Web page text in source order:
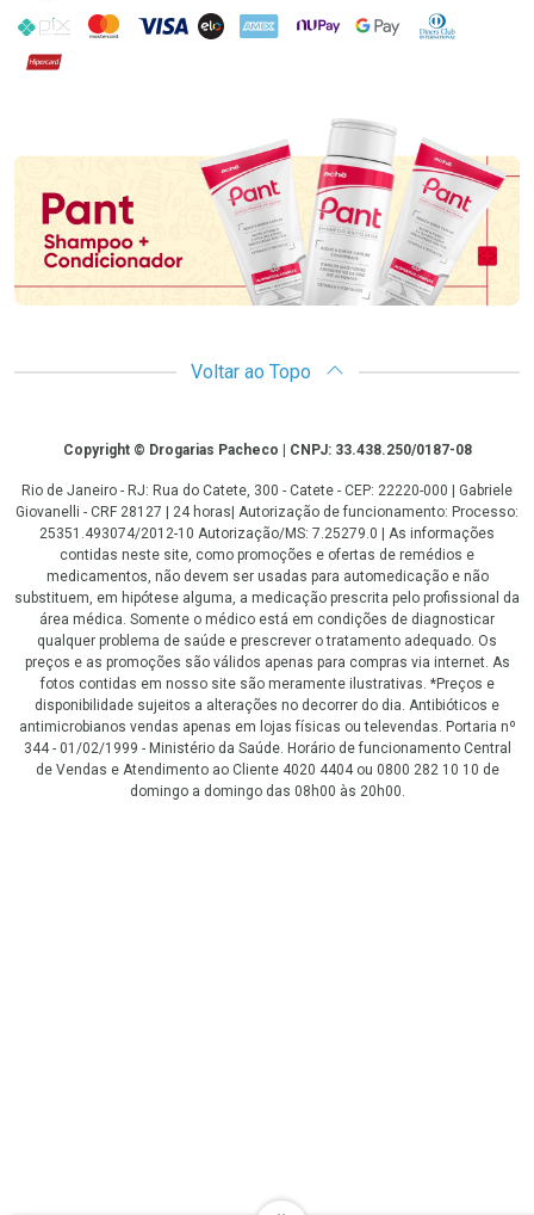
PIX MasterCard
VISA ELO AMEX NuPay Google PayDiners Club
Hipercard
Promoção em Destaque
Voltar ao Topo
CopyrightCopyright © Drogarias Pacheco | CNPJ: 33.438.250/0187-08
Rio de Janeiro - RJ: Rua do Catete, 300 - Catete - CEP: 22220-000 | Gabriele
Giovanelli - CRF 28127 | 24 horas| Autorização de funcionamento: Processo:
25351.493074/2012-10 Autorização/MS: 7.25279.0 | As informações
contidas neste site, como promoções e ofertas de remédios e
medicamentos, não devem ser usadas para automedicação e não
substituem, em hipótese alguma, a medicação prescrita pelo profissional da
área médica. Somente o médico está em condições de diagnosticar
qualquer problema de saúde e prescrever o tratamento adequado. Os
preços e as promoções são válidos apenas para compras via internet. As
fotos contidas em nosso site são meramente ilustrativas. *Preços e
disponibilidade sujeitos a alterações no decorrer do dia. Antibióticos e
antimicrobianos vendas apenas em lojas físicas ou televendas. Portaria nº
344 - 01/02/1999 - Ministério da Saúde. Horário de funcionamento Central
de Vendas e Atendimento ao Cliente 4020 4404 ou 0800 282 10 10 de
domingo a domingo das 08h00 às 20h00.